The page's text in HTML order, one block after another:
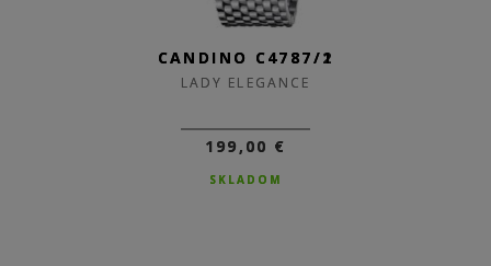
CANDINO C4787/2
LADY ELEGANCE
199,00 €
SKLADOM
CANDINO C4787/1
LADY ELEGANCE
199,00 €
SKLADOM